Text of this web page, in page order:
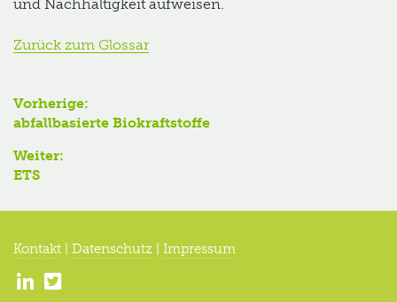
und Nachhaltigkeit aufweisen.
Zurück zum Glossar
Beitragsnavigation
Vorherige:
Vorheriger
abfallbasierte Biokraftstoffe
Weiter:
Nächster
ETS
Kontakt Datenschutz Impressum